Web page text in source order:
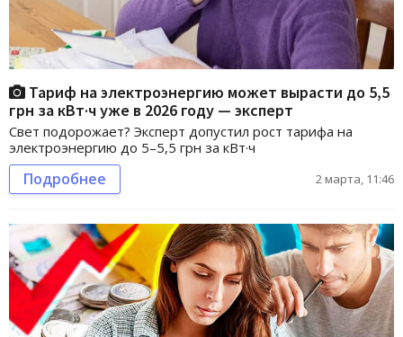
Тариф на электроэнергию может вырасти до 5,5
грн за кВт·ч уже в 2026 году — эксперт
Свет подорожает? Эксперт допустил рост тарифа на
электроэнергию до 5–5,5 грн за кВт·ч
Подробнее 2 марта, 11:46